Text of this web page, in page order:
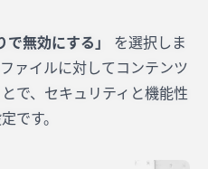
で無効にする」
を選択しま
ァイルに対してコンテンツ
で、セキュリティと機能性
です。